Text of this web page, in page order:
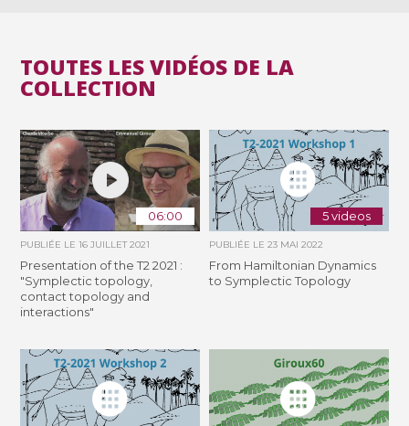
TOUTES LES VIDÉOS DE LA
COLLECTION
06:00
PUBLIÉE LE16 JUILLET 2021
Presentation of the T2 2021 :
"Symplectic topology,
contact topology and
interactions"
5 videos
PUBLIÉE LE 23 MAI 2022
From Hamiltonian Dynamics
to Symplectic Topology